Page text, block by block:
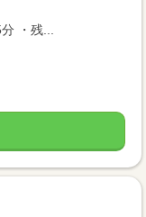
・残...